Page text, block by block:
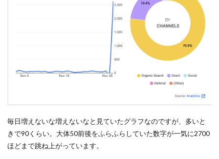
毎日増えないな増えないなと見ていたグラフなのですが、多いと
きで90くらい。大体50前後をふらふらしていた数字が一気に2700
ほどまで跳ね上がっています。